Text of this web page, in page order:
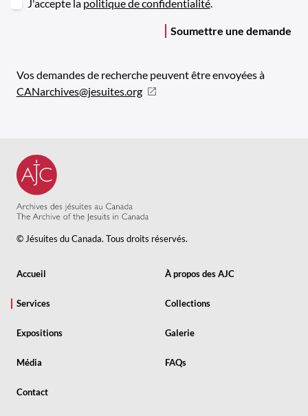
J'accepte la politique de confidentialité.
Soumettre une demande
Vos demandes de recherche peuvent être envoyées à
CANarchives@jesuites.org
© Jésuites du Canada. Tous droits réservés.
Accueil À propos des AJC
Services Collections
Expositions Galerie
Média FAQs
Contact